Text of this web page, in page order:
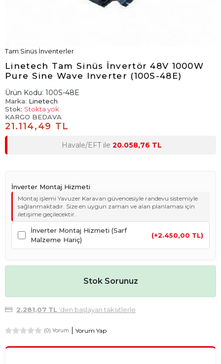
Tam Sinüs İnventerler
Linetech Tam Sinüs İnvertör 48V 1000W
Pure Sine Wave Inverter (100S-48E)
Ürün Kodu: 100S-48E
Marka: Linetech
Stok: Stokta yok
KARGO BEDAVA
21.114,49 TL
Havale/EFT ile 20.058,76 TL
İnverter Montaj Hizmeti
Montaj işlemi Yavuzer Karavan güvencesiyle randevu sistemiyle
sağlanmaktadır. Size en uygun zaman ve alan planlaması için
iletişime geçilecektir.
İnverter Montaj Hizmeti (Sarf
Malzeme Hariç)
(+2.450,00 TL)
Stok Sorunuz
2.281,07 TL'den başlayan taksitlerle
(0) Yorum Yorum Yap